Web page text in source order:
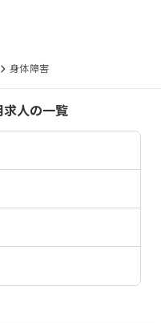
身体障害
人の一覧